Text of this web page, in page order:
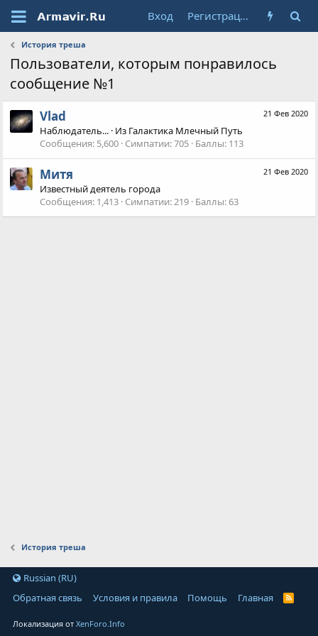
Вход Регистрация
История треша
Пользователи, которым понравилось
сообщение №1
21 Фев 2020
Vlad
Наблюдатель... · Из Галактика Млечный Путь
Сообщения 5,600 Симпатии 705 Баллы 113
21 Фев 2020
Митя
Известный деятель города
Сообщения 1,413 Симпатии 219 Баллы 63
История треша
Russian (RU)
Обратная связь
Условия и правила Помощь Главная
Локализация отXenForo.Info